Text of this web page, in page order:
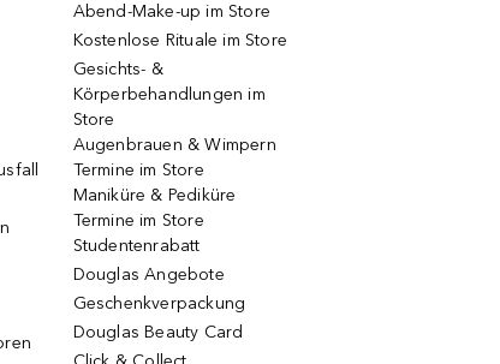
Abend-Make-up im Store
Kostenlose Rituale im Store
Gesichts- &
Körperbehandlungen im
Store
Augenbrauen & Wimpern
Termine im Store
Maniküre & Pediküre
Termine im Store
Studentenrabatt
Douglas Angebote
Geschenkverpackung
Douglas Beauty Card